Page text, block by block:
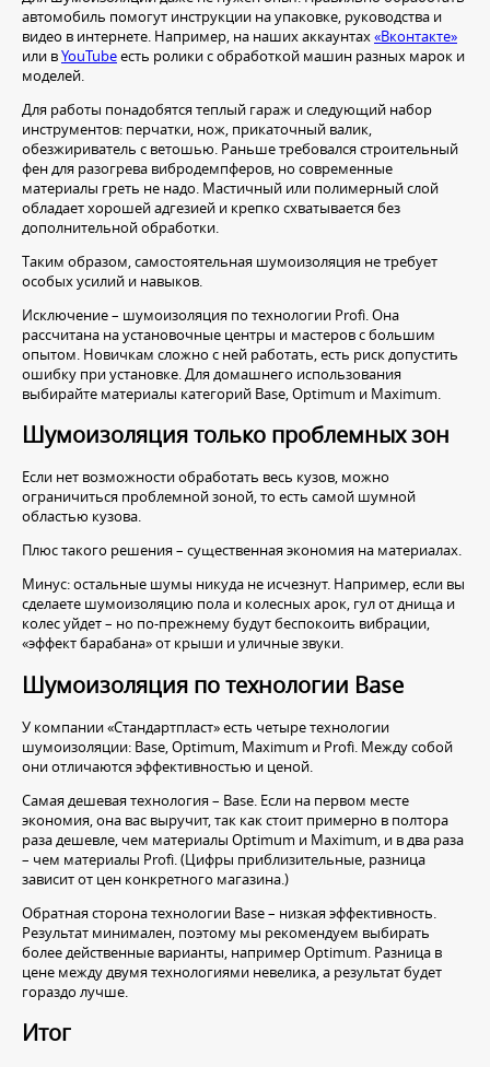
автомобиль помогут инструкции на упаковке, руководства и
видео в интернете. Например, на наших аккаунтах«Вконтакте»
или вYouTubeесть ролики с обработкой машин разных марок и
моделей.
Для работы понадобятся теплый гараж и следующий набор
инструментов: перчатки, нож, прикаточный валик,
обезжириватель с ветошью. Раньше требовался строительный
фен для разогрева вибродемпферов, но современные
материалы греть не надо. Мастичный или полимерный слой
обладает хорошей адгезией и крепко схватывается без
дополнительной обработки.
Таким образом, самостоятельная шумоизоляция не требует
особых усилий и навыков.
Исключение – шумоизоляция по технологии Profi. Она
рассчитана на установочные центры и мастеров с большим
опытом. Новичкам сложно с ней работать, есть риск допустить
ошибку при установке. Для домашнего использования
выбирайте материалы категорий Base, Optimum и Maximum.
Шумоизоляция только проблемных зон
Если нет возможности обработать весь кузов, можно
ограничиться проблемной зоной, то есть самой шумной
областью кузова.
Плюс такого решения – существенная экономия на материалах.
Минус: остальные шумы никуда не исчезнут. Например, если вы
сделаете шумоизоляцию пола и колесных арок, гул от днища и
колес уйдет – но по-прежнему будут беспокоить вибрации,
«эффект барабана» от крыши и уличные звуки.
Шумоизоляция по технологии Base
У компании «Стандартпласт» есть четыре технологии
шумоизоляции: Base, Optimum, Maximum и Profi. Между собой
они отличаются эффективностью и ценой.
Самая дешевая технология – Base. Если на первом месте
экономия, она вас выручит, так как стоит примерно в полтора
раза дешевле, чем материалы Optimum и Maximum, и в два раза
– чем материалы Profi. (Цифры приблизительные, разница
зависит от цен конкретного магазина.)
Обратная сторона технологии Base – низкая эффективность.
Результат минимален, поэтому мы рекомендуем выбирать
более действенные варианты, например Optimum. Разница в
цене между двумя технологиями невелика, а результат будет
гораздо лучше.
Итог